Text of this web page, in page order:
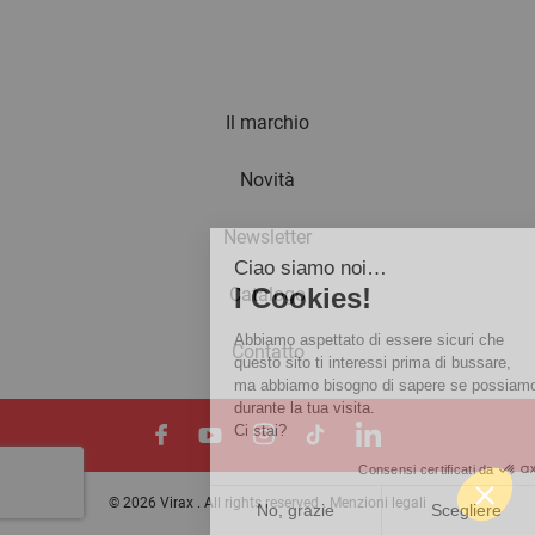
Il marchio
Novità
Newsletter
Catalogo
Contatto
© 2026 Virax . All rights reserved . Menzioni legali
Ciao siamo noi…
Abbiamo aspettato di essere sicuri che
questo sito ti interessi prima di bussare,
ma abbiamo bisogno di sapere se possiamo accompagnarti
Consensi certificati da
No, grazie Scegliere Va bene